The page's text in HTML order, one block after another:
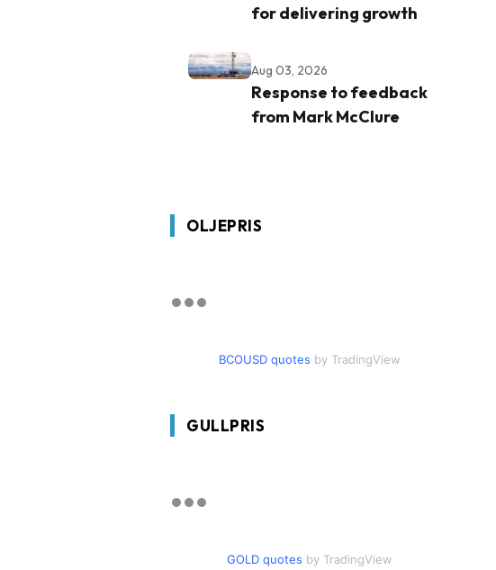
for delivering growth
Aug 03, 2026
Response to feedback
from Mark McClure
OLJEPRIS
BCOUSD quotes by TradingView
GULLPRIS
GOLD quotes by TradingView